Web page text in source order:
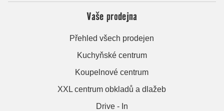
Vaše prodejna
Přehled všech prodejen
Kuchyňské centrum
Koupelnové centrum
XXL centrum obkladů a dlažeb
Drive - In